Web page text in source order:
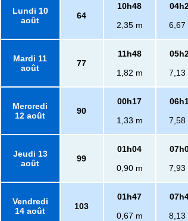
Lundi 10
août
64
10h48
2,35 m
6,67
Mardi 11
août
77
11h48
1,82 m
7,13
Mercredi
12 août
90
00h17
1,33 m
7,58
Jeudi 13
août
99
01h04
0,90 m
7,93
Vendredi
14 août
103
01h47
0,67 m
8,13